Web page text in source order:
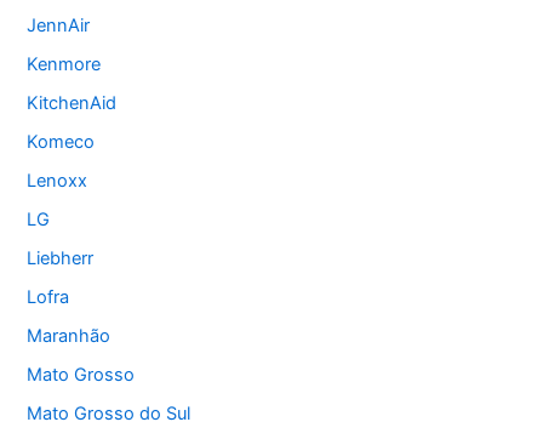
JennAir
Kenmore
KitchenAid
Komeco
Lenoxx
LG
Liebherr
Lofra
Maranhão
Mato Grosso
Mato Grosso do Sul